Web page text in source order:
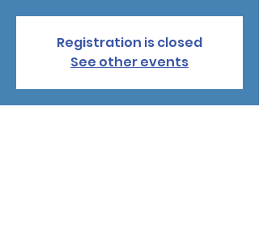
Registration is closed
See other events